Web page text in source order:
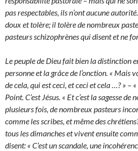
pas respectables, ils n’ont aucune
doux et tolère; il tolère de nombreux
pasteurs schizophrènes qui disent et ne
Le peuple de Dieu fait bien la distinction
personne et la grâce de l’onction. « Mais
de cela, qui est ceci, et ceci et cela …? » –
Point. C’est Jésus. « Et c’est la sagesse
plusieurs fois, de nombreux pasteurs
comme les scribes, et même des
tous les dimanches et vivent ensuite
disent: « C’est un scandale, une